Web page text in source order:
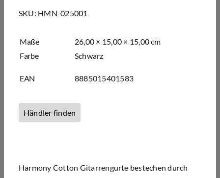
SKU: HMN-025001
Maße
26,00 × 15,00 × 15,00 cm
Farbe
Schwarz
EAN 8885015401583
Händler finden
Harmony Cotton Gitarrengurte bestechen durch